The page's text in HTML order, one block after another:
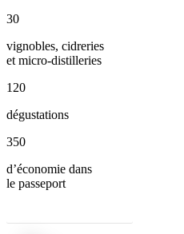
30
vignobles, cidreries
et micro-distilleries
120
dégustations
350
d’économie dans
le passeport